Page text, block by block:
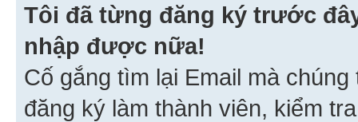
Tôi đã từng đăng ký trước
nhập được nữa!
Cố gắng tìm lại Email mà
đăng ký làm thành viên, kiểm